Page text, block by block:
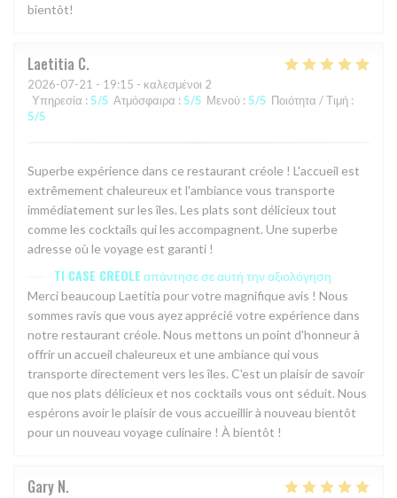
bientôt!
Laetitia C
2026-07-21 - 19:15 - καλεσμένοι 2
Υπηρεσία : 5/5 Ατμόσφαιρα : 5/5 Μενού : 5/5 Ποιότητα / Τιμή :
5/5
Superbe expérience dans ce restaurant créole ! L'accueil est
extrêmement chaleureux et l'ambiance vous transporte
immédiatement sur les îles. Les plats sont délicieux tout
comme les cocktails qui les accompagnent. Une superbe
adresse où le voyage est garanti !
TI CASE CREOLEαπάντησε σε αυτή την αξιολόγηση
Merci beaucoup Laetitia pour votre magnifique avis ! Nous
sommes ravis que vous ayez apprécié votre expérience dans
notre restaurant créole. Nous mettons un point d'honneur à
offrir un accueil chaleureux et une ambiance qui vous
transporte directement vers les îles. C'est un plaisir de savoir
que nos plats délicieux et nos cocktails vous ont séduit. Nous
espérons avoir le plaisir de vous accueillir à nouveau bientôt
pour un nouveau voyage culinaire ! À bientôt !
Gary N